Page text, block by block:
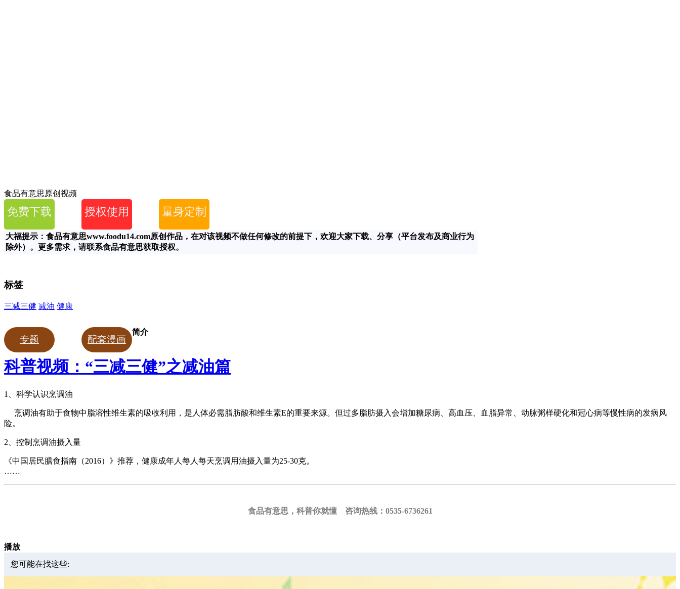
食品有意思原创视频
免费下载 授权使用 量身定制
大福提示：食品有意思www.foodu14.com原创作品，在对该视频不做任何修改的前提下，欢迎大家下载、分享（平台发布及商业行为
除外）。更多需求，请联系食品有意思获取授权。
标签
三减三健 减油 健康
专题 配套漫画
简介
科普视频：“三减三健”之减油篇
1、科学认识烹调油
烹调油有助于食物中脂溶性维生素的吸收利用，是人体必需脂肪酸和维生素E的重要来源。但过多脂肪摄入会增加糖尿病、高血压、血脂异常、动脉粥样硬化和冠心病等慢性病的发病风
险。
2、控制烹调油摄入量
《中国居民膳食指南（2016）》推荐，健康成年人每人每天烹调用油摄入量为25-30克。
……
食品有意思，科普你就懂 咨询热线：0535-6736261
播放
您可能在找这些: